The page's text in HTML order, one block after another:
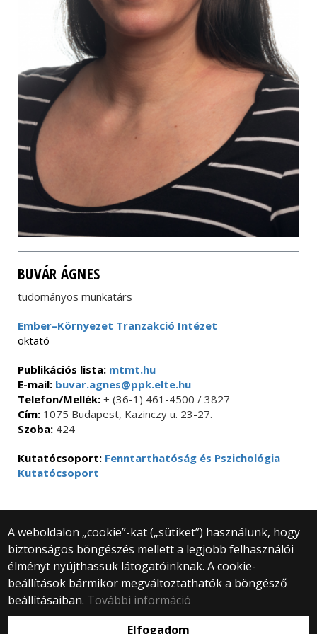
BUVÁR ÁGNES
tudományos munkatárs
Ember–Környezet Tranzakció Intézet
oktató
Publikációs lista: mtmt.hu
E-mail: buvar.agnes@ppk.elte.hu
Telefon/Mellék: + (36-1) 461-4500 / 3827
Cím: 1075 Budapest, Kazinczy u. 23-27.
Szoba: 424
Kutatócsoport: Fenntarthatóság és Pszichológia
Kutatócsoport
A weboldalon „cookie”-kat („sütiket”) használunk, hogy
biztonságos böngészés mellett a legjobb felhasználói
élményt nyújthassuk látogatóinknak. A cookie-
beállítások bármikor megváltoztathatók a böngésző
beállításaiban. További információ
Elfogadom
© 2025 Eötvös Loránd Tudományegyetem
Minden jog fenntartva.
1053 Budapest, Egyetem tér 1–3.
Központi telefonszám: +36 1 411 6500
Webfejlesztés: